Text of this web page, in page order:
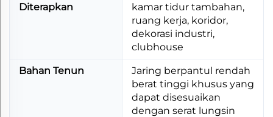
Diterapkan
kamar tidur tambahan,
ruang kerja, koridor,
dekorasi industri,
clubhouse
Bahan Tenun
Jaring berpantul rendah
berat tinggi khusus yang
dapat disesuaikan
dengan serat lungsin